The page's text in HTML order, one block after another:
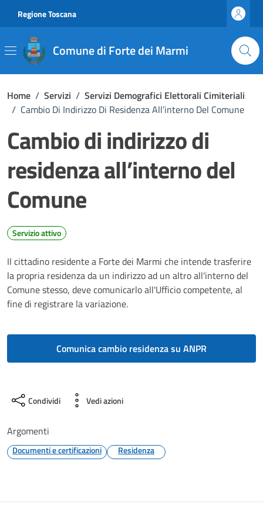
Regione Toscana
Comune di Forte dei Marmi
Home / Servizi / Servizi Demografici Elettorali Cimiteriali
/ Cambio Di Indirizzo Di Residenza All’interno Del Comune
Cambio di indirizzo di
residenza all’interno del
Comune
Servizio attivo
Il cittadino residente a Forte dei Marmi che intende trasferire
la propria residenza da un indirizzo ad un altro all'interno del
Comune stesso, deve comunicarlo all'Ufficio competente, al
fine di registrare la variazione.
Comunica cambio residenza su ANPR
Condividi Vedi azioni
Argomenti
Documenti e certificazioni Residenza